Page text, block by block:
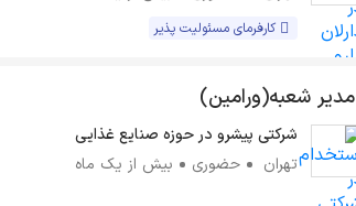
کارفرمای مسئولیت پذیر
مدیر شعبه(ورامین)
شرکتی پیشرو در حوزه صنایع غذایی
تهران
حضوری بیش از یک ماه